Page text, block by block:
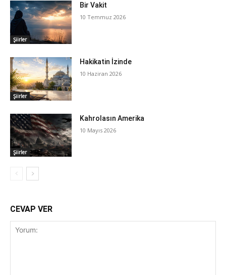
Şiirler
Bir Vakit
10 Temmuz 2026
Şiirler
Hakikatin İzinde
10 Haziran 2026
Şiirler
Kahrolasın Amerika
10 Mayıs 2026
CEVAP VER